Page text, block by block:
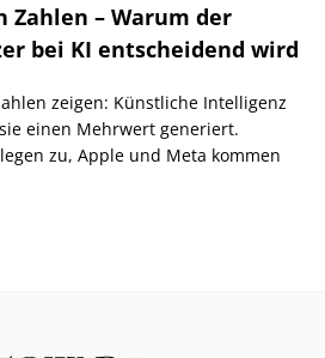
Zahlen – Warum der
bei KI entscheidend wird
zeigen: Künstliche Intelligenz
einen Mehrwert generiert.
zu, Apple und Meta kommen